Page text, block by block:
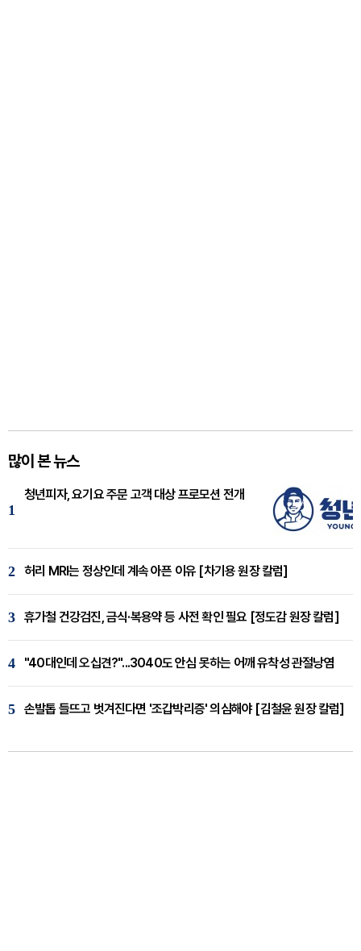
많이 본 뉴스
1
청년피자, 요기요 주문 고객 대상 프로모션 전개
2 허리 MRI는 정상인데 계속 아픈 이유 [차기용 원장 칼럼]
3 휴가철 건강검진, 금식·복용약 등 사전 확인 필요 [정도감 원장 칼럼]
4 "40대인데 오십견?"...3040도 안심 못하는 어깨 유착성 관절낭염
5 손발톱 들뜨고 벗겨진다면 '조갑박리증' 의심해야 [김철윤 원장 칼럼]